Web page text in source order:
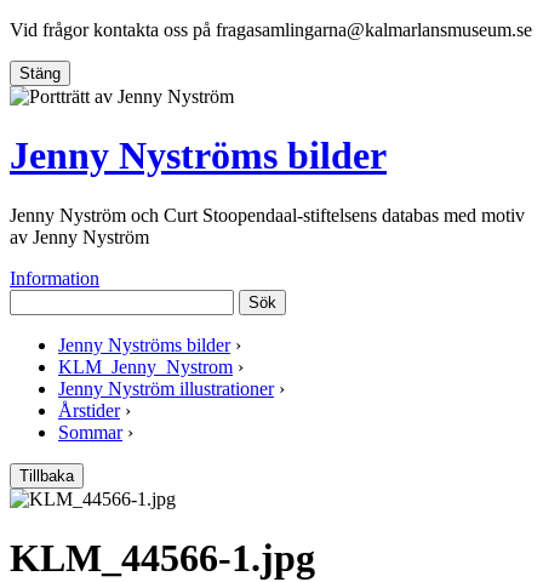
Vid frågor kontakta oss på fragasamlingarna@kalmarlansmuseum.se
Stäng
Jenny Nyströms bilder
Jenny Nyström och Curt Stoopendaal-stiftelsens databas med motiv
av Jenny Nyström
Information
Sök
Jenny Nyströms bilder ›
KLM_Jenny_Nystrom ›
Jenny Nyström illustrationer ›
Årstider ›
Sommar ›
Tillbaka
KLM_44566-1.jpg